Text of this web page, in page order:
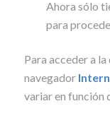
Ahora sólo
para
Para acceder a
navegador
variar en función